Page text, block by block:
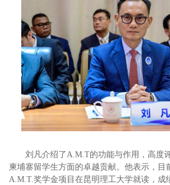
刘凡介绍了A.M.T的功能与作用，高度
柬埔寨留学生方面的卓越贡献。他表示，目
A.M.T.奖学金项目在昆明理工大学就读，成